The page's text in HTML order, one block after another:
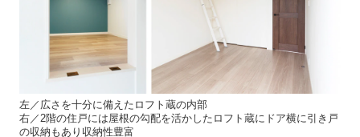
左／広さを十分に備えたロフト蔵の内部
右／2階の住戸には屋根の勾配を活かしたロフト蔵にドア横に引き戸
の収納もあり収納性豊富